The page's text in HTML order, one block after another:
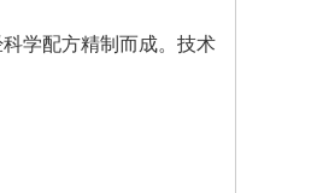
学配方精制而成。技术